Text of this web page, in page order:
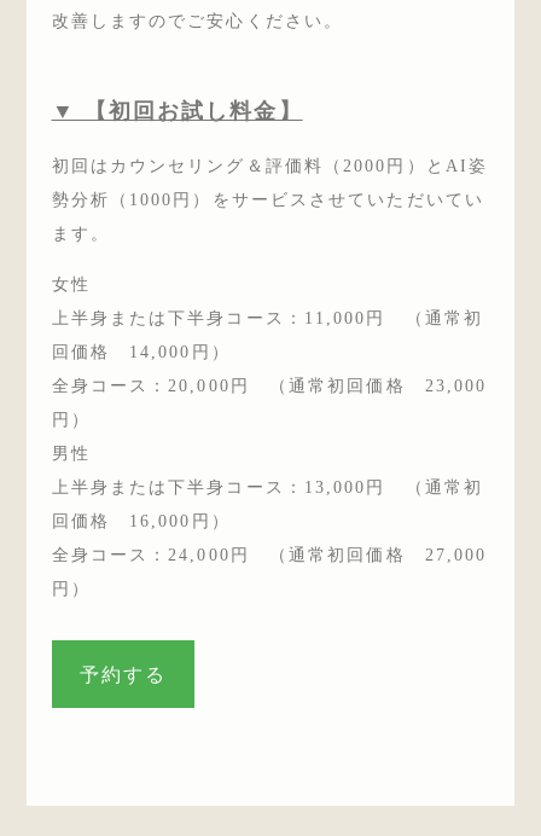
改善しますのでご安心ください。
▼ 【初回お試し料金】
初回はカウンセリング＆評価料（2000円）とAI姿
勢分析（1000円）をサービスさせていただいてい
ます。
女性
上半身または下半身コース：11,000円 （通常初
回価格 14,000円）
全身コース：20,000円 （通常初回価格 23,000
円）
男性
上半身または下半身コース：13,000円 （通常初
回価格 16,000円）
全身コース：24,000円 （通常初回価格 27,000
円）
予約する